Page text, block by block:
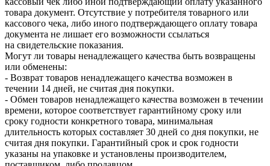
товара документ. Отсутствие у потребителя товарного или
кассового чека, либо иного подтверждающего оплату товара
документа не лишает его возможности ссылаться
на свидетельские показания.
Могут ли товары ненадлежащего качества быть возвращены
или обменены:
- Возврат товаров ненадлежащего качества возможен в
течении 14 дней, не считая дня покупки.
- Обмен товаров ненадлежащего качества возможен в течении
времени, которое соответствует гарантийному сроку или
сроку годности конкретного товара, минимальная
длительность которых составляет 30 дней со дня покупки, не
считая дня покупки. Гарантийный срок и срок годности
указаны на упаковке и установлены производителем,